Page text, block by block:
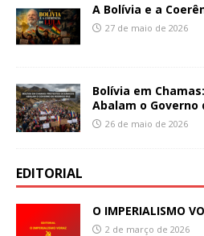
A Bolívia e a
27 de maio de 2026
Bolívia em
Abalam o Governo
26 de maio de 2026
EDITORIAL
O IMPERIALISMO
2 de março de 2026